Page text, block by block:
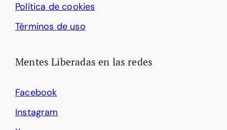
Política de cookies
Términos de uso
Mentes Liberadas en las redes
Facebook
Instagram